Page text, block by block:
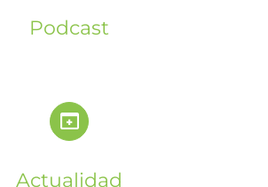
Podcast
Actualidad